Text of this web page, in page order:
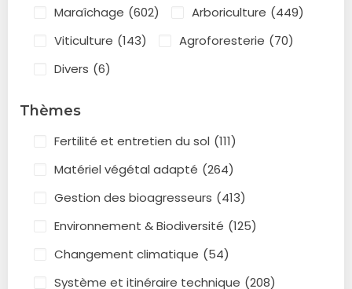
Maraîchage (602) Arboriculture (449)
Viticulture (143) Agroforesterie (70)
Divers (6)
Thèmes
Fertilité et entretien du sol (111)
Matériel végétal adapté (264)
Gestion des bioagresseurs (413)
Environnement & Biodiversité (125)
Changement climatique (54)
Système et itinéraire technique (208)